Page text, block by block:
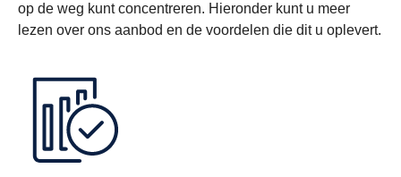
op de weg kunt concentreren. Hieronder kunt u meer
lezen over ons aanbod en de voordelen die dit u oplevert.